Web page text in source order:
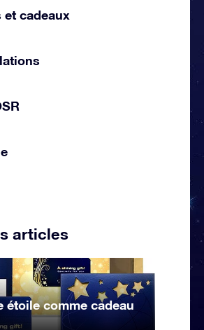
et cadeaux
articles
étoile comme cadeau